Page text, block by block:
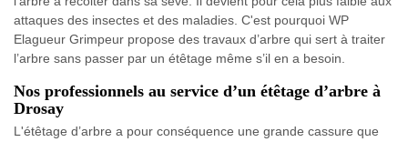
attaques des insectes et des maladies. C'est pourquoi WP
Elagueur Grimpeur propose des travaux d’arbre qui sert à traiter
l’arbre sans passer par un étêtage même s’il en a besoin.
Nos professionnels au service d’un étêtage d’arbre à
Drosay
L'étêtage d’arbre a pour conséquence une grande cassure que